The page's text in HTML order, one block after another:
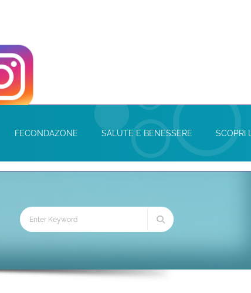
FECONDAZONE SALUTE E BENESSERE SCOPRI